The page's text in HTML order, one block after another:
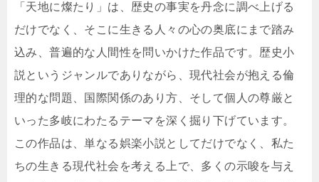
「天地に燦たり」は、歴史の事実を丹念に調べ上げる
だけでなく、そこに生きる人々の心の奥底にまで踏み
込み、普遍的な人間性を問いかけた作品です。歴史小
説というジャンルでありながら、現代社会が抱える倫
理的な問題、国際関係のあり方、そして個人の尊厳と
いった多岐にわたるテーマを深く掘り下げています。
この作品は、単なる娯楽小説としてだけでなく、私た
ちの生きる現代社会を考える上で、多くの示唆を与え